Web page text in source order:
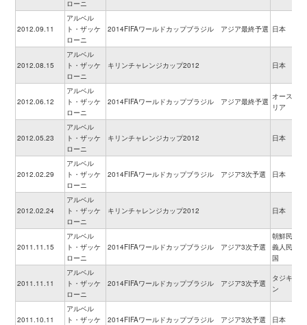
ローニ
2012.09.11
アルベル
ト・ザッケ
ローニ
2014FIFAワールドカップブラジル アジア最終予選 日本
2012.08.15
アルベル
ト・ザッケ
ローニ
キリンチャレンジカップ2012 日本
2012.06.12
アルベル
ト・ザッケ
ローニ
2014FIFAワールドカップブラジル アジア最終予選
オーストラ
リア
2012.05.23
アルベル
ト・ザッケ
ローニ
キリンチャレンジカップ2012 日本
2012.02.29
アルベル
ト・ザッケ
ローニ
2014FIFAワールドカップブラジル アジア3次予選 日本
2012.02.24
アルベル
ト・ザッケ
ローニ
キリンチャレンジカップ2012 日本
2011.11.15
アルベル
ト・ザッケ
ローニ
2014FIFAワールドカップブラジル アジア3次予選
朝鮮民主主
義人民共和
国
2011.11.11
アルベル
ト・ザッケ
ローニ
2014FIFAワールドカップブラジル アジア3次予選
タジキスタ
ン
2011.10.11
アルベル
ト・ザッケ
2014FIFAワールドカップブラジル アジア3次予選 日本